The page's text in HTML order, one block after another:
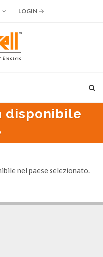
LOGIN
disponibile
nel paese selezionato.